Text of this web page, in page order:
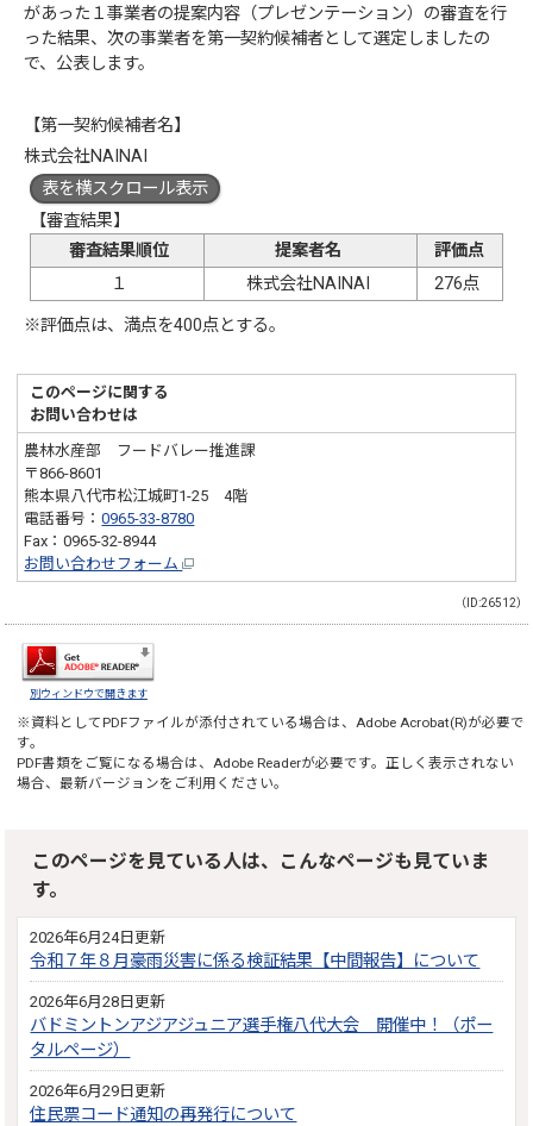
があった１事業者の提案内容（プレゼンテーション）の審査を行
った結果、次の事業者を第一契約候補者として選定しましたの
で、公表します。
【第一契約候補者名】
株式会社NAINAI
表を横スクロール表示
【審査結果】
審査結果順位
提案者名
評価点
１
株式会社NAINAI 276点
※評価点は、満点を400点とする。
このページに関する
お問い合わせは
農林水産部 フードバレー推進課
〒866-8601
熊本県八代市松江城町1-25 4階
電話番号：0965-33-8780
Fax：0965-32-8944
お問い合わせフォーム
（ID:26512）
別ウィンドウで開きます
※資料としてPDFファイルが添付されている場合は、 Adobe Acrobat(R)が必要で
す。
PDF書類をご覧になる場合は、 Adobe Readerが必要です。正しく表示されない
場合、最新バージョンをご利用ください。
このページを見ている人は、こんなページも見ていま
す。
2026年6月24日更新
令和７年８月豪雨災害に係る検証結果【中間報告】について
2026年6月28日更新
バドミントンアジアジュニア選手権八代大会 開催中！（ポー
タルページ）
2026年6月29日更新
住民票コード通知の再発行について